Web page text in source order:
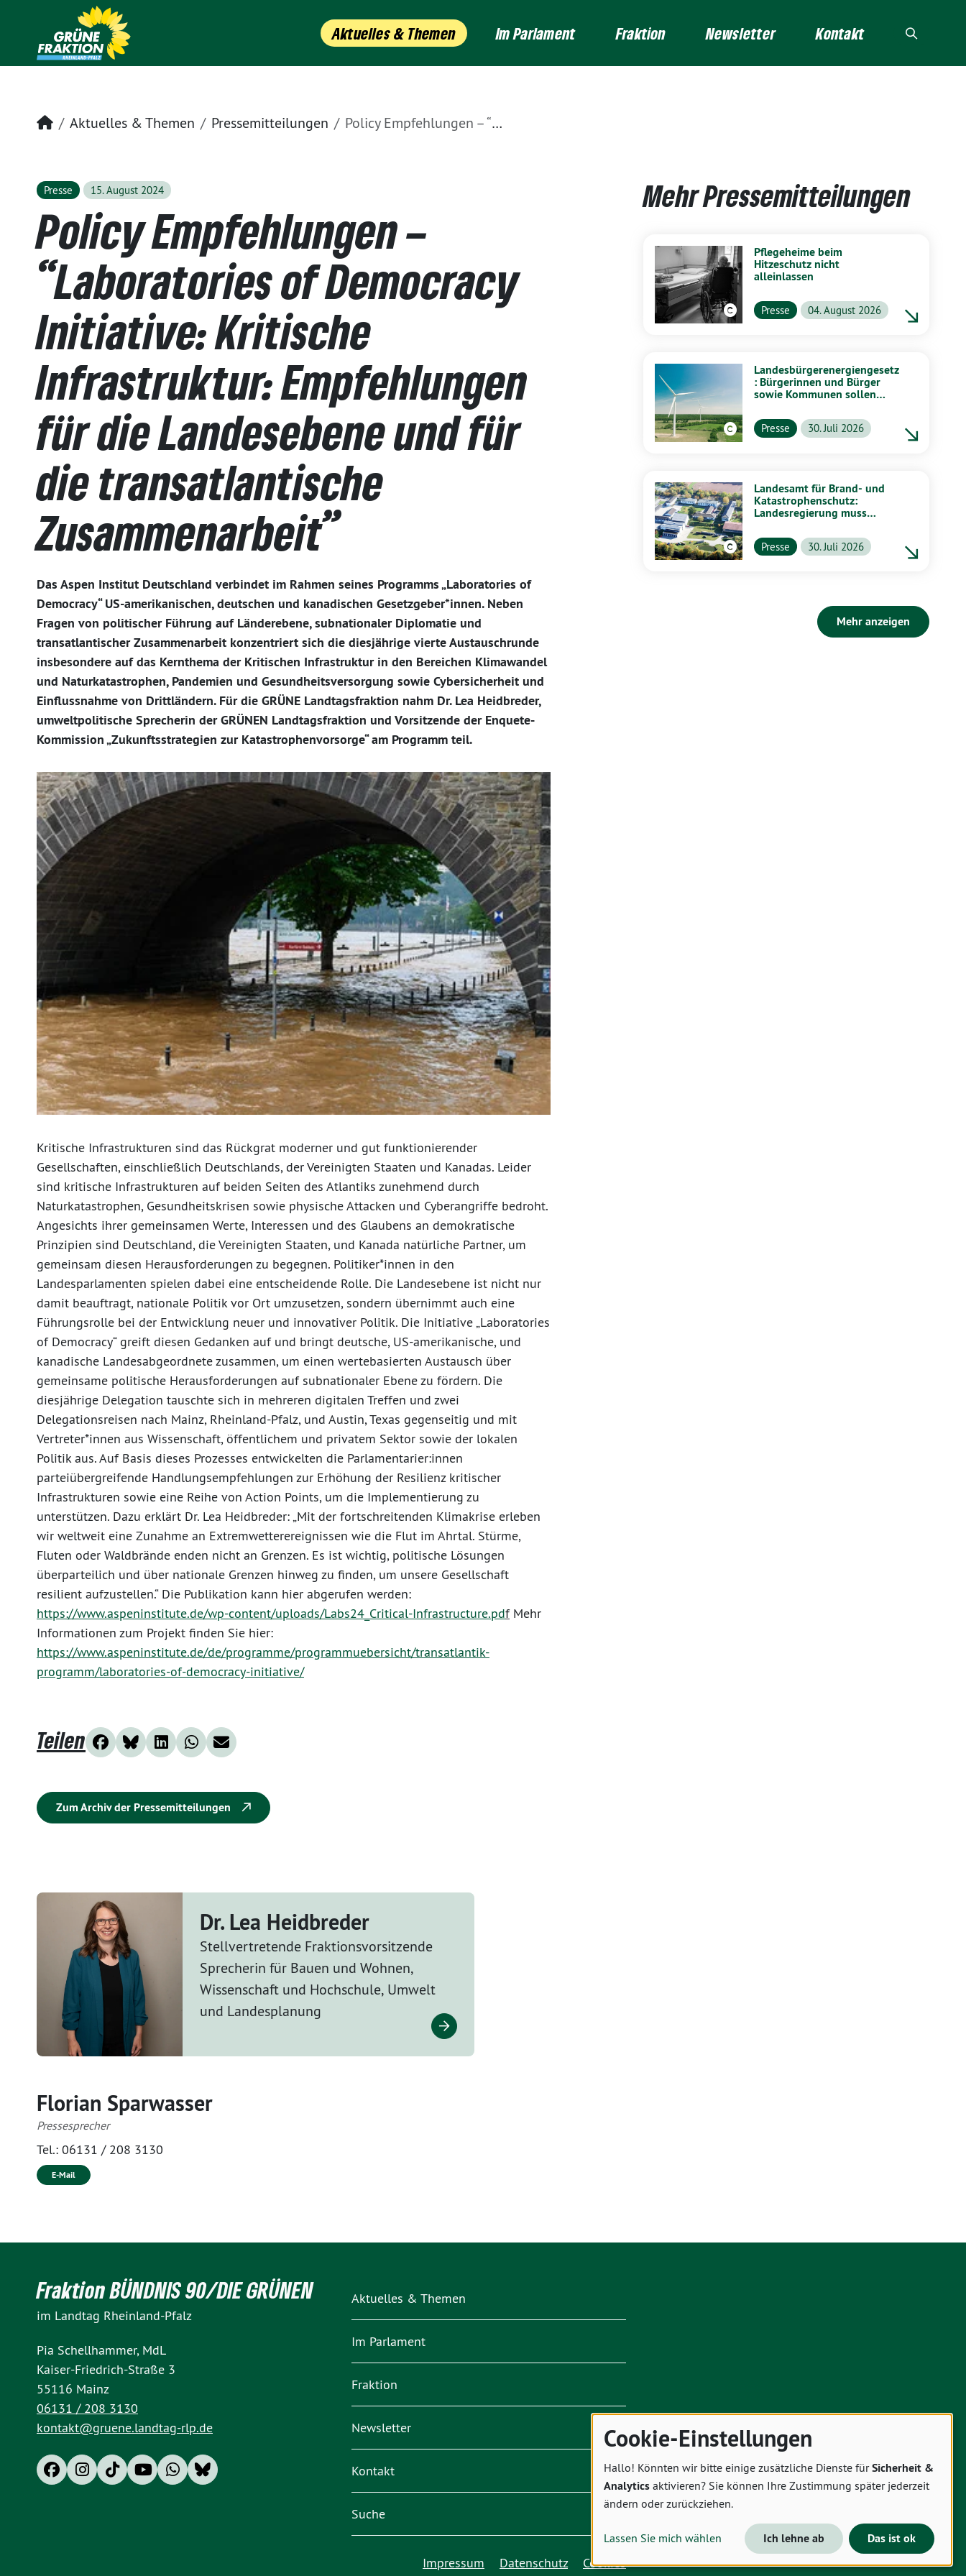
Aktuelles & Themen Im Parlament Fraktion Newsletter Kontakt
Startseite
Aktuelles & Themen Pressemitteilungen Policy Empfehlungen – “Laboratories of Democracy Initiative: Kritische Infrastruktur: Empfehlungen für die Landesebene und für die transatlantische Zusammenarbeit”
Presse 15. August 2024
Policy Empfehlungen –
“Laboratories of Democracy
Initiative: Kritische
Infrastruktur: Empfehlungen
für die Landesebene und für
die transatlantische
Zusammenarbeit”
Das Aspen Institut Deutschland verbindet im Rahmen seines Programms „Laboratories of
Democracy“ US-amerikanischen, deutschen und kanadischen Gesetzgeber*innen. Neben
Fragen von politischer Führung auf Länderebene, subnationaler Diplomatie und
transatlantischer Zusammenarbeit konzentriert sich die diesjährige vierte Austauschrunde
insbesondere auf das Kernthema der Kritischen Infrastruktur in den Bereichen Klimawandel
und Naturkatastrophen, Pandemien und Gesundheitsversorgung sowie Cybersicherheit und
Einflussnahme von Drittländern. Für die GRÜNE Landtagsfraktion nahm Dr. Lea Heidbreder,
umweltpolitische Sprecherin der GRÜNEN Landtagsfraktion und Vorsitzende der Enquete-
Kommission „Zukunftsstrategien zur Katastrophenvorsorge“ am Programm teil.
Kritische Infrastrukturen sind das Rückgrat moderner und gut funktionierender
Gesellschaften, einschließlich Deutschlands, der Vereinigten Staaten und Kanadas. Leider
sind kritische Infrastrukturen auf beiden Seiten des Atlantiks zunehmend durch
Naturkatastrophen, Gesundheitskrisen sowie physische Attacken und Cyberangriffe bedroht.
Angesichts ihrer gemeinsamen Werte, Interessen und des Glaubens an demokratische
Prinzipien sind Deutschland, die Vereinigten Staaten, und Kanada natürliche Partner, um
gemeinsam diesen Herausforderungen zu begegnen. Politiker*innen in den
Landesparlamenten spielen dabei eine entscheidende Rolle. Die Landesebene ist nicht nur
damit beauftragt, nationale Politik vor Ort umzusetzen, sondern übernimmt auch eine
Führungsrolle bei der Entwicklung neuer und innovativer Politik. Die Initiative „Laboratories
of Democracy“ greift diesen Gedanken auf und bringt deutsche, US-amerikanische, und
kanadische Landesabgeordnete zusammen, um einen wertebasierten Austausch über
gemeinsame politische Herausforderungen auf subnationaler Ebene zu fördern. Die
diesjährige Delegation tauschte sich in mehreren digitalen Treffen und zwei
Delegationsreisen nach Mainz, Rheinland-Pfalz, und Austin, Texas gegenseitig und mit
Vertreter*innen aus Wissenschaft, öffentlichem und privatem Sektor sowie der lokalen
Politik aus. Auf Basis dieses Prozesses entwickelten die Parlamentarier:innen
parteiübergreifende Handlungsempfehlungen zur Erhöhung der Resilienz kritischer
Infrastrukturen sowie eine Reihe von Action Points, um die Implementierung zu
unterstützen. Dazu erklärt Dr. Lea Heidbreder: „Mit der fortschreitenden Klimakrise erleben
wir weltweit eine Zunahme an Extremwetterereignissen wie die Flut im Ahrtal. Stürme,
Fluten oder Waldbrände enden nicht an Grenzen. Es ist wichtig, politische Lösungen
überparteilich und über nationale Grenzen hinweg zu finden, um unsere Gesellschaft
resilient aufzustellen.“ Die Publikation kann hier abgerufen werden:
https://www.aspeninstitute.de/wp-content/uploads/Labs24_Critical-Infrastructure.pdfMehr
Informationen zum Projekt finden Sie hier:
https://www.aspeninstitute.de/de/programme/programmuebersicht/transatlantik-
programm/laboratories-of-democracy-initiative/
Teilen
Zum Archiv der Pressemitteilungen
Mehr Pressemitteilungen
Pflegeheime beim
Hitzeschutz nicht
alleinlassen
Presse 04. August 2026
Landesbürgerenergiengesetz
: Bürgerinnen und Bürger
sowie Kommunen sollen
profitieren
Presse 30. Juli 2026
Landesamt für Brand- und
Katastrophenschutz:
Landesregierung muss
Presse 30. Juli 2026
Mehr anzeigen
Dr. Lea Heidbreder
Stellvertretende Fraktionsvorsitzende
Sprecherin für Bauen und Wohnen,
Wissenschaft und Hochschule, Umwelt
und Landesplanung
Florian Sparwasser
Pressesprecher
Tel.: 06131 / 208 3130
E-Mail
Fraktion BÜNDNIS 90/DIE GRÜNEN
im Landtag Rheinland-Pfalz
Pia Schellhammer, MdL
Kaiser-Friedrich-Straße 3
55116 Mainz
06131 / 208 3130
kontakt@gruene.landtag-rlp.de
Aktuelles & Themen
Im Parlament
Fraktion
Newsletter
Kontakt
Suche
Impressum Datenschutz Cookies
Cookie-Einstellungen
Hallo! Könnten wir bitte einige zusätzliche Dienste fürSicherheit &
Analytics aktivieren? Sie können Ihre Zustimmung später jederzeit
ändern oder zurückziehen.
Lassen Sie mich wählen Ich lehne ab Das ist ok